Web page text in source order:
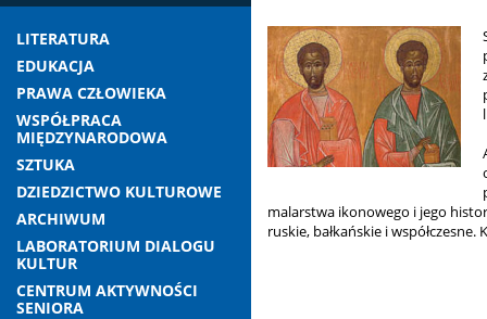
LITERATURA
EDUKACJA
PRAWA CZŁOWIEKA
WSPÓŁPRACA
MIĘDZYNARODOWA
SZTUKA
DZIEDZICTWO KULTUROWE
ARCHIWUM
LABORATORIUM DIALOGU
KULTUR
CENTRUM AKTYWNOŚCI
SENIORA
malarstwa ikonowego i jego
ruskie, bałkańskie i